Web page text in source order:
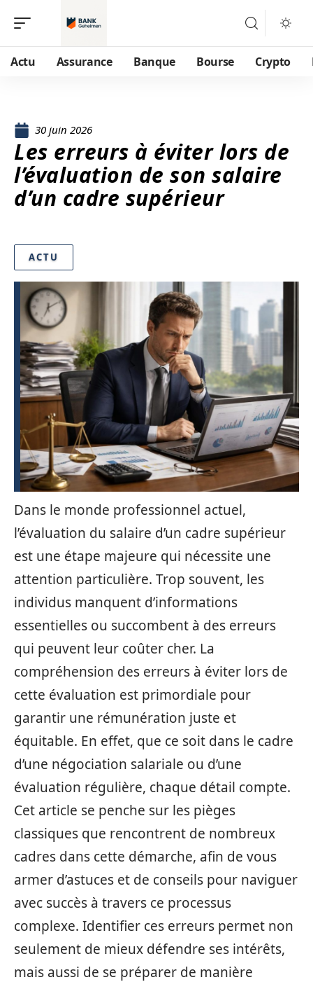
Actu Assurance Banque Bourse Crypto
30 juin 2026
Les erreurs à éviter lors de
l’évaluation de son salaire
d’un cadre supérieur
ACTU
Dans le monde professionnel actuel,
l’évaluation du salaire d’un cadre supérieur
est une étape majeure qui nécessite une
attention particulière. Trop souvent, les
individus manquent d’informations
essentielles ou succombent à des erreurs
qui peuvent leur coûter cher. La
compréhension des erreurs à éviter lors de
cette évaluation est primordiale pour
garantir une rémunération juste et
équitable. En effet, que ce soit dans le cadre
d’une négociation salariale ou d’une
évaluation régulière, chaque détail compte.
Cet article se penche sur les pièges
classiques que rencontrent de nombreux
cadres dans cette démarche, afin de vous
armer d’astuces et de conseils pour naviguer
avec succès à travers ce processus
complexe. Identifier ces erreurs permet non
seulement de mieux défendre ses intérêts,
mais aussi de se préparer de manière